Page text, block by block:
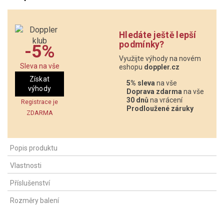
-5%
Sleva na vše
Získat
výhody
Registrace je
ZDARMA
Hledáte ještě lepší
podmínky?
Využijte výhody na novém
eshopu doppler.cz
5% sleva na vše
Doprava zdarma na vše
30 dnů na vrácení
Prodloužené záruky
Popis produktu
Vlastnosti
Příslušenství
Rozměry balení